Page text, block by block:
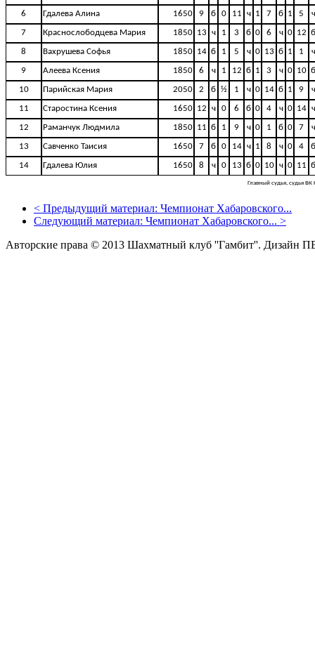
6 Гдалева Алина 1650 9 б 0 11 ч 1 7 б 1 5 ч
7 Краснослободцева Мария 1850 13 ч 1 3 б 0 6 ч 0 12 б
8 Вахрушева Софья 1850 14 б 1 5 ч 0 13 б 1 1 ч
9 Алеева Ксения 1850 6 ч 1 12 б 1 3 ч 0 10 б
10 Парийская Мария 2050 2 б ½ 1 ч 0 14 б 1 9 ч
11 Старостина Ксения 1650 12 ч 0 6 б 0 4 ч 0 14 ч
12 Раманчук Людмила 1850 11 б 1 9 ч 0 1 б 0 7 ч
13 Савченко Таисия 1650 7 б 0 14 ч 1 8 ч 0 4 б
14 Гдалева Юлия 1650 8 ч 0 13 б 0 10 ч 0 11 б
Главный судья, судья
< Предыдущий материал: Чемпионат Хабаровского...
Следующий материал: Чемпионат Хабаровского... >
Авторские права © 2013 Шахматный клуб ''Гамбит''. Дизайн